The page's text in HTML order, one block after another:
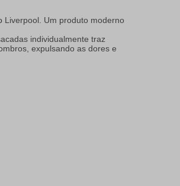
Liverpool. Um produto moderno
individualmente traz
expulsando as dores e